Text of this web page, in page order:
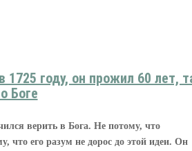
году, он прожил 60 лет,
Боге
верить в Бога. Не потому, что
что его разум не дорос до этой идеи. Он